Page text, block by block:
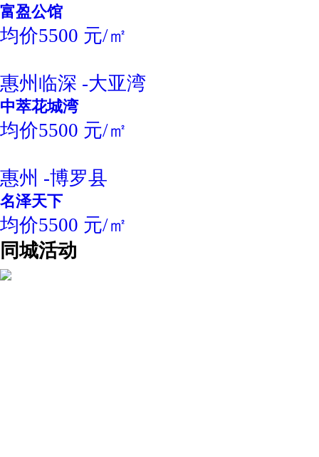
富盈公馆
均价5500 元/㎡
惠州临深 -大亚湾
中萃花城湾
均价5500 元/㎡
惠州 -博罗县
名泽天下
均价5500 元/㎡
同城活动